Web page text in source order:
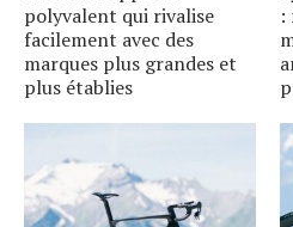
polyvalent qui rivalise
facilement avec des
marques plus grandes et
plus établies
: